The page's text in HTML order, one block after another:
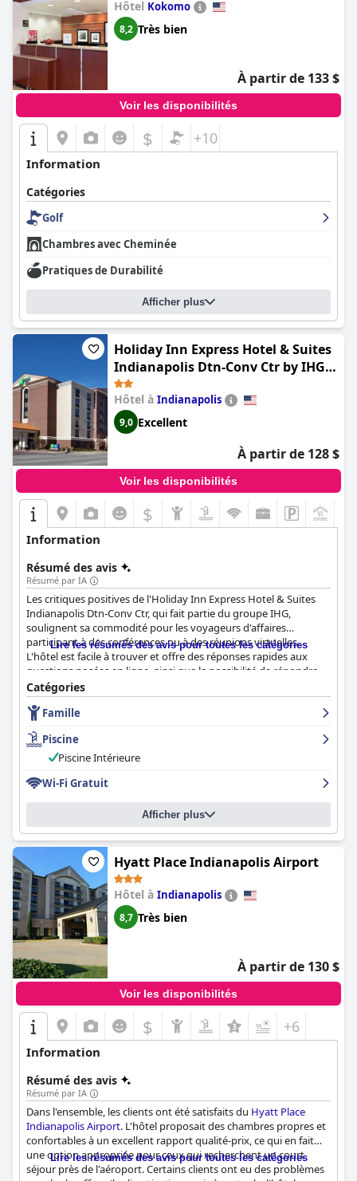
Hôtel Kokomo
8,2 Très bien
À partir de 133 $
Voir les disponibilités
$ +10
Information
Catégories
Golf
Chambres avec Cheminée
Pratiques de Durabilité
Afficher plus
Holiday Inn Express Hotel & Suites
Indianapolis Dtn-Conv Ctr by IHG
(Holiday Inn Express & Suites
Indianapolis Dtn-Conv Ctr Area by
IHG)
Hôtel à Indianapolis
9,0 Excellent
À partir de 128 $
Voir les disponibilités
$
Information
Résumé des avis
Résumé par IA
Les critiques positives de l'Holiday Inn Express Hotel & Suites
Indianapolis Dtn-Conv Ctr, qui fait partie du groupe IHG,
soulignent sa commodité pour les voyageurs d'affaires
participant à des conférences ou à des réunions virtuelles.
L'hôtel est facile à trouver et offre des réponses rapides aux
questions posées en ligne, ainsi que la possibilité de répondre
aux demandes spéciales telles que les départs tardifs. Les clients
apprécient la grande variété et la qualité de restaurant de la
nourriture disponible, ainsi que le centre d'affaires sur place.
Bien qu'il soit situé près d'une usine peu attrayante, l'hôtel
surpasse le service d'hôtels mieux classés et constitue un
excellent choix pour ceux qui ont besoin de séjourner dans le
Lire les résumés des avis pour toutes les catégories
Catégories
Famille
Piscine
Piscine Intérieure
Wi-Fi Gratuit
Afficher plus
Hyatt Place Indianapolis Airport
Hôtel à Indianapolis
8,7 Très bien
À partir de 130 $
Voir les disponibilités
$ +6
Information
Résumé des avis
Résumé par IA
Dans l'ensemble, les clients ont été satisfaits du Hyatt Place
Indianapolis Airport. L'hôtel proposait des chambres propres et
confortables à un excellent rapport qualité-prix, ce qui en fait
une option appropriée pour ceux qui recherchent un court
séjour près de l'aéroport. Certains clients ont eu des problèmes
Lire les résumés des avis pour toutes les catégories